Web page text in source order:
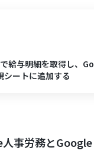
給与明細を取得し、
シートに追加する
事労務と